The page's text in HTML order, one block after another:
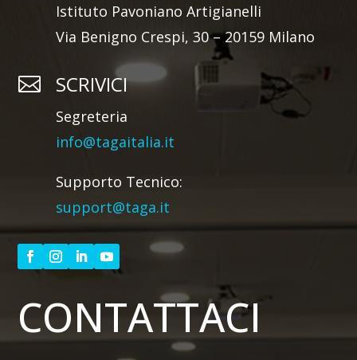
Istituto Pavoniano Artigianelli
Via Benigno Crespi, 30 – 20159 Milano
 SCRIVICI
Segreteria
info@tagaitalia.it
Supporto Tecnico:
support@taga.it
CONTATTACI